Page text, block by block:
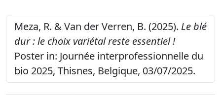
Meza, R. & Van der Verren, B. (2025). Le blé
dur : le choix variétal reste essentiel !
Poster in: Journée interprofessionnelle du
bio 2025, Thisnes, Belgique, 03/07/2025.